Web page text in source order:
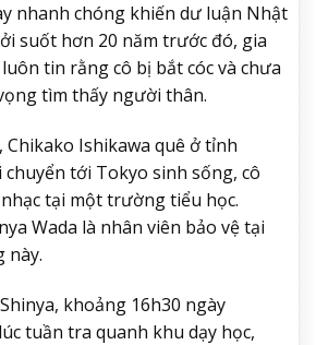
nhanh chóng khiến dư luận Nhật
suốt hơn 20 năm trước đó, gia
tin rằng cô bị bắt cóc và chưa
tìm thấy người thân.
Chikako Ishikawa quê ở tỉnh
chuyển tới Tokyo sinh sống, cô
tại một trường tiểu học.
Wada là nhân viên bảo vệ tại
này.
khoảng 16h30 ngày
tuần tra quanh khu dạy học,